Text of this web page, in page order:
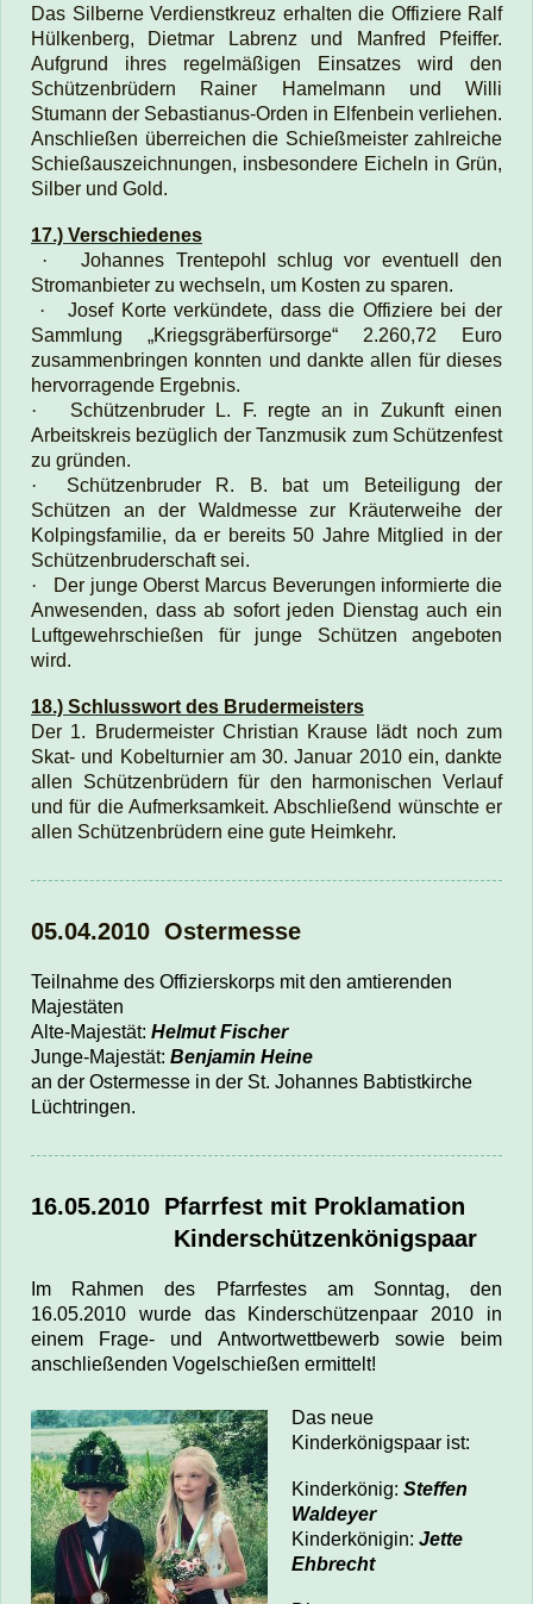
Das Silberne Verdienstkreuz erhalten die Offiziere Ralf
Hülkenberg, Dietmar Labrenz und Manfred Pfeiffer.
Aufgrund ihres regelmäßigen Einsatzes wird den
Schützenbrüdern Rainer Hamelmann und Willi
Stumann der Sebastianus-Orden in Elfenbein verliehen.
Anschließen überreichen die Schießmeister zahlreiche
Schießauszeichnungen, insbesondere Eicheln in Grün,
Silber und Gold.
17.) Verschiedenes
·
Johannes Trentepohl schlug vor eventuell den
Stromanbieter zu wechseln, um Kosten zu sparen.
·
Josef Korte verkündete, dass die Offiziere bei der
Sammlung „Kriegsgräberfürsorge“ 2.260,72 Euro
zusammenbringen konnten und dankte allen für dieses
hervorragende Ergebnis.
·
Schützenbruder L. F. regte an in Zukunft einen
Arbeitskreis bezüglich der Tanzmusik zum Schützenfest
zu gründen.
·
Schützenbruder R. B.
bat um Beteiligung der
Schützen an der Waldmesse zur Kräuterweihe der
Kolpingsfamilie, da er bereits 50 Jahre Mitglied in der
Schützenbruderschaft sei.
·
Der junge Oberst Marcus Beverungen informierte die
Anwesenden, dass ab sofort jeden Dienstag auch ein
Luftgewehrschießen für junge Schützen angeboten
wird.
18.) Schlusswort des Brudermeisters
Der 1. Brudermeister Christian Krause lädt noch zum
Skat- und Kobelturnier am 30. Januar 2010 ein, dankte
allen Schützenbrüdern für den harmonischen Verlauf
und für die Aufmerksamkeit. Abschließend wünschte er
allen Schützenbrüdern eine gute Heimkehr.
05.04.2010 Ostermesse
Teilnahme des Offizierskorps mit den amtierenden
Majestäten
Alte-Majestät: Helmut Fischer
Junge-Majestät: Benjamin Heine
an der Ostermesse in der St. Johannes Babtistkirche
Lüchtringen.
16.05.2010 Pfarrfest mit Proklamation
Kinderschützenkönigspaar
Im Rahmen des Pfarrfestes am Sonntag, den
16.05.2010 wurde das Kinderschützenpaar 2010 in
einem Frage- und Antwortwettbewerb sowie beim
anschließenden Vogelschießen ermittelt!
Das neue
Kinderkönigspaar ist:
Kinderkönig: Steffen
Waldeyer
Kinderkönigin: Jette
Ehbrecht